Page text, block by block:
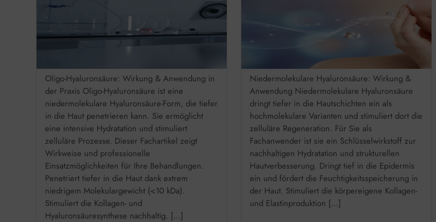
Oligo-Hyaluronsäure: Wirkung & Anwendung in
der Praxis Oligo-Hyaluronsäure ist eine
niedermolekulare Hyaluronsäure-Form, die tiefer
in die Haut penetrieren kann. Sie ermöglicht
eine intensive Hydratation und stimuliert
zelluläre Prozesse. Dieser Fachartikel zeigt
Wirkweise und professionelle
Einsatzmöglichkeiten für Ihre Behandlungen.
Penetriert tiefer in die Haut dank extrem
niedrigem Molekulargewicht (<10 kDa).
Stimuliert die Kollagen- und
Hyaluronsäuresynthese nachhaltig. […]
Niedermolekulare Hyaluronsäure: Wirkung &
Anwendung Niedermolekulare Hyaluronsäure
dringt tiefer in die Hautschichten ein als
hochmolekulare Varianten und stimuliert dort die
zelluläre Regeneration. Für Sie als
Fachanwender ist sie ein Schlüsselwirkstoff zur
nachhaltigen Hydratation und strukturellen
Hautverbesserung. Dringt tief in die Epidermis
ein und fördert die Feuchtigkeitsspeicherung in
der Haut. Stimuliert die körpereigene Kollagen-
und Elastinproduktion […]